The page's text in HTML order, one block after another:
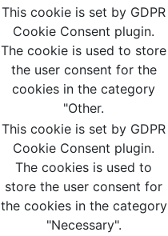
This cookie is set by GDPR
Cookie Consent plugin.
The cookie is used to store
the user consent for the
cookies in the category
"Other.
This cookie is set by GDPR
Cookie Consent plugin.
The cookies is used to
store the user consent for
the cookies in the category
"Necessary".